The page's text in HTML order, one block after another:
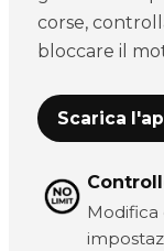
corse,
bloccare il
Scarica
Modifica